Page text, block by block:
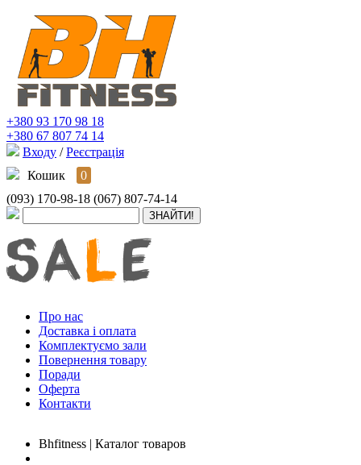
+380 93 170 98 18
+380 67 807 74 14
Входу / Реєстрація
Кошик
0
(093) 170-98-18 (067) 807-74-14
Про нас
Доставка і оплата
Комплектуємо зали
Повернення товару
Поради
Оферта
Контакти
Bhfitness | Каталог товаров